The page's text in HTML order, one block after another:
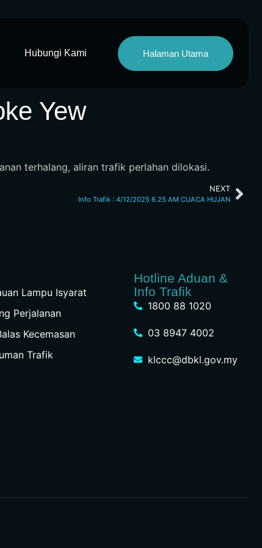
Hubungi Kami Halaman Utama
Yew
terhalang, aliran trafik perlahan dilokasi.
NEXT
Info Trafik : 4/12/2025 6.25 AM CUACA HUJAN
Lampu Isyarat
Perjalanan
Kecemasan
Trafik
Hotline Aduan &
Info Trafik
1800 88 1020
03 8947 4002
klccc@dbkl.gov.my